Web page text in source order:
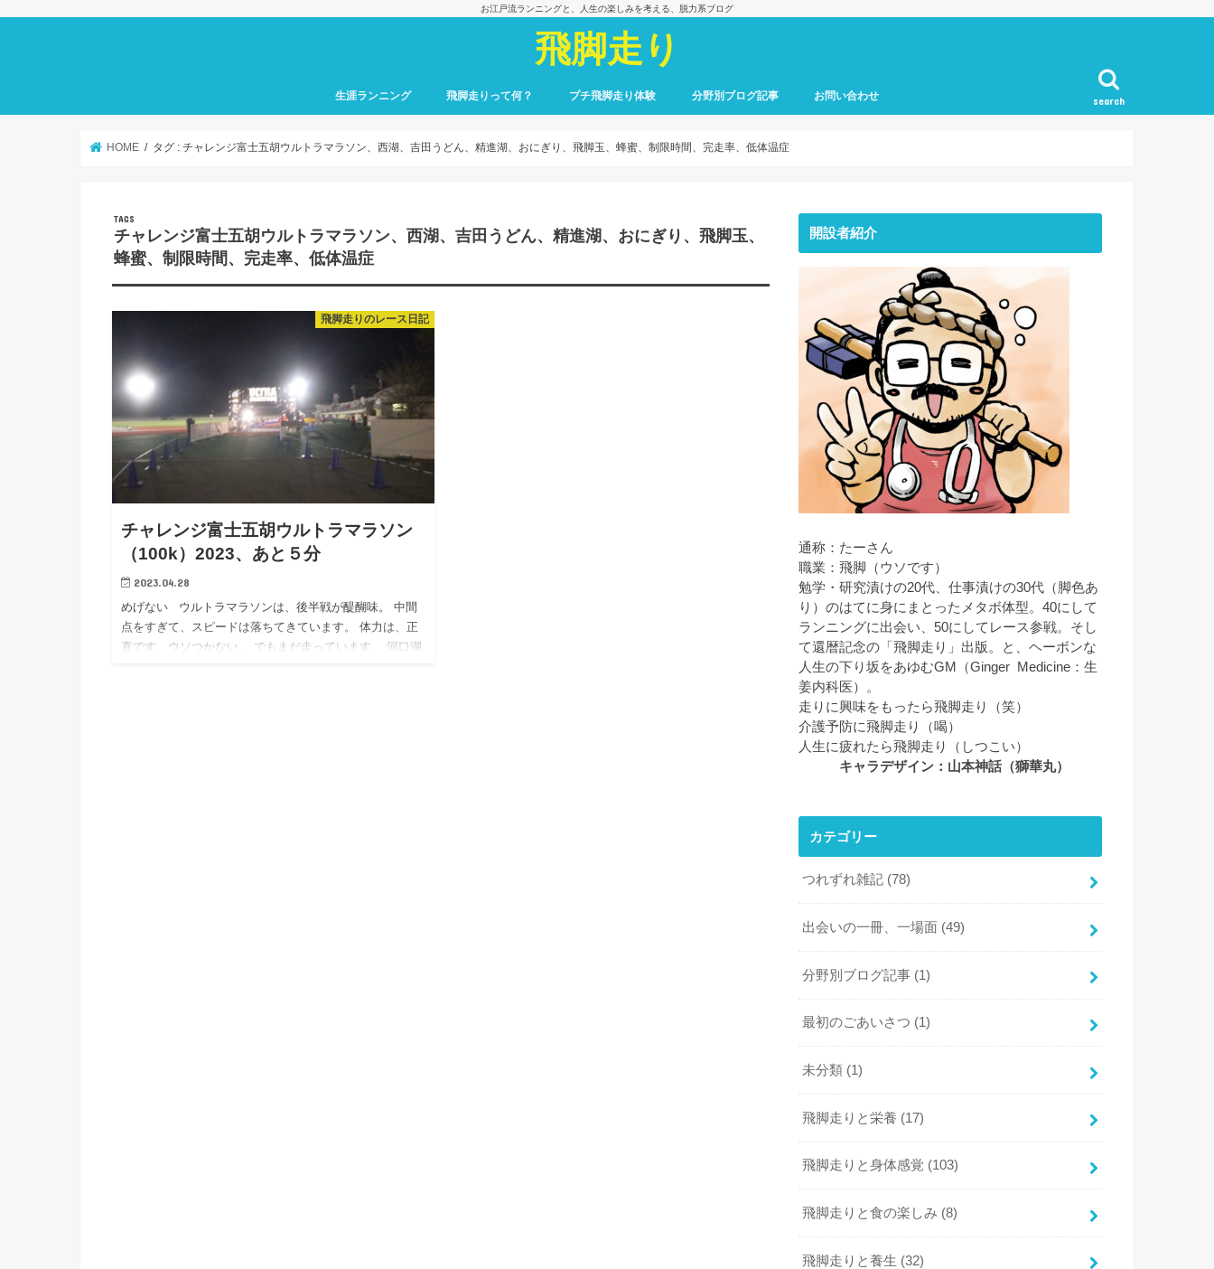
お江戸流ランニングと、人生の楽しみを考える、脱力系ブログ
飛脚走り
search
生涯ランニング 飛脚走りって何？ プチ飛脚走り体験 分野別ブログ記事 お問い合わせ
HOME タグ : チャレンジ富士五胡ウルトラマラソン、西湖、吉田うどん、精進湖、おにぎり、飛脚玉、蜂蜜、制限時間、完走率、低体温症
チャレンジ富士五胡ウルトラマラソン、西湖、吉田うどん、精進湖、おにぎり、飛脚玉、
蜂蜜、制限時間、完走率、低体温症
飛脚走りのレース日記
チャレンジ富士五胡ウルトラマラソン
（100k）2023、あと５分
2023.04.28
めげない ウルトラマラソンは、後半戦が醍醐味。 中間
点をすぎて、スピードは落ちてきています。 体力は、正
直です、ウソつかない。 でもまだ走っています。 河口湖
開設者紹介
通称：たーさん
職業：飛脚（ウソです）
勉学・研究漬けの20代、仕事漬けの30代（脚色あ
り）のはてに身にまとったメタボ体型。40にして
ランニングに出会い、50にしてレース参戦。そし
て還暦記念の「飛脚走り」出版。と、ヘーボンな
人生の下り坂をあゆむGM（Ginger Medicine：生
姜内科医）。
走りに興味をもったら飛脚走り（笑）
介護予防に飛脚走り（喝）
人生に疲れたら飛脚走り（しつこい）
キャラデザイン：山本神話（獅華丸）
カテゴリー
つれずれ雑記 (78)
出会いの一冊、一場面 (49)
分野別ブログ記事 (1)
最初のごあいさつ (1)
未分類 (1)
飛脚走りと栄養 (17)
飛脚走りと身体感覚 (103)
飛脚走りと食の楽しみ (8)
飛脚走りと養生 (32)